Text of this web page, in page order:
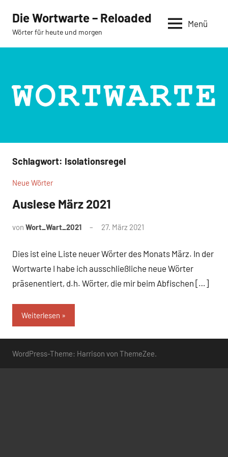
Inhalt
springen
Die Wortwarte – Reloaded
Wörter für heute und morgen
Menü
Schlagwort: Isolationsregel
Neue Wörter
Auslese März 2021
von Wort_Wart_2021 27. März 2021
Dies ist eine Liste neuer Wörter des Monats März. In der
Wortwarte I habe ich ausschließliche neue Wörter
präsenentiert, d.h. Wörter, die mir beim Abfischen […]
Weiterlesen
WordPress-Theme: Harrison von ThemeZee.